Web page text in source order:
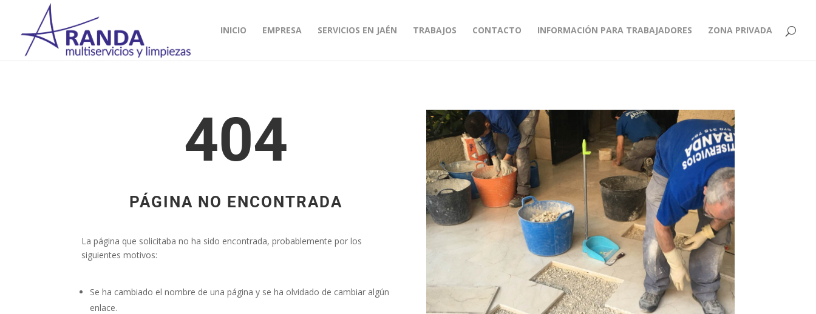
INICIO EMPRESA SERVICIOS EN JAÉN TRABAJOS CONTACTO INFORMACIÓN PARA TRABAJADORES ZONA PRIVADA
404
PÁGINA NO ENCONTRADA
La página que solicitaba no ha sido encontrada, probablemente por los
siguientes motivos:
Se ha cambiado el nombre de una página y se ha olvidado de cambiar algún
enlace.